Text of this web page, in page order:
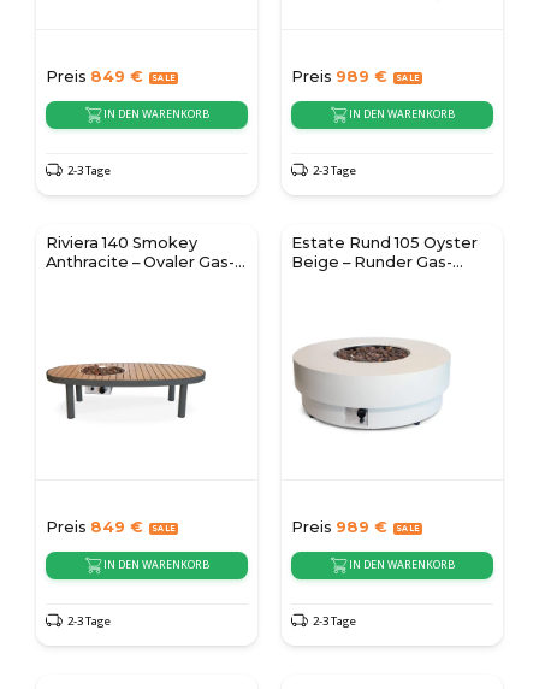
Preis 849 €
IN DEN WARENKORB
2-3 Tage
Preis 989 €
IN DEN WARENKORB
2-3 Tage
Riviera 140 Smokey
Anthracite – Ovaler Gas-
Preis 849 €
IN DEN WARENKORB
2-3 Tage
Estate Rund 105 Oyster
Beige – Runder Gas-
Preis 989 €
IN DEN WARENKORB
2-3 Tage